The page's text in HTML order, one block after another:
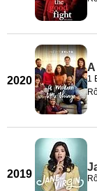
2020 1
2019